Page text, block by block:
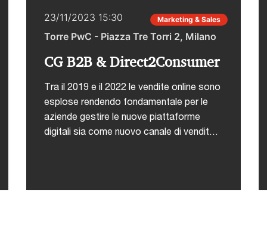
23/11/2023 15:30 Marketing & Sales
Torre PwC - Piazza Tre Torri 2, Milano
CG B2B & Direct2Consumer
Tra il 2019 e il 2022 le vendite online sono
esplose rendendo fondamentale per le
aziende gestire le nuove piattaforme
digitali sia come nuovo canale di vendita
performanti strategie di crescita B2B e